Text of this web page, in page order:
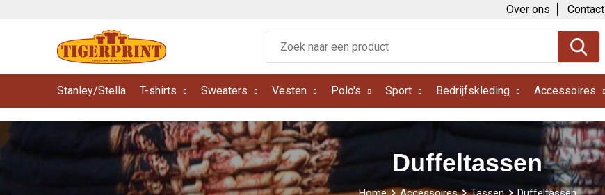
Over ons Contact
Stanley/Stella T-shirts Sweaters Vesten Polo's Sport Bedrijfskleding Accessoires
Duffeltassen